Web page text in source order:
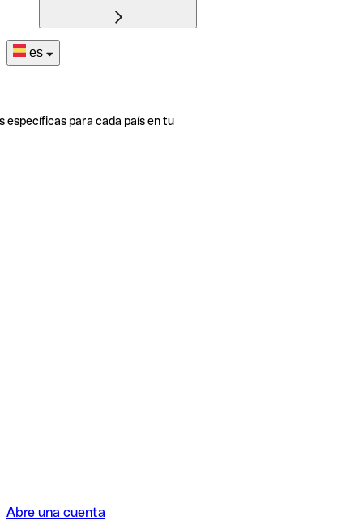
es
específicas para cada país en tu
Abre una cuenta